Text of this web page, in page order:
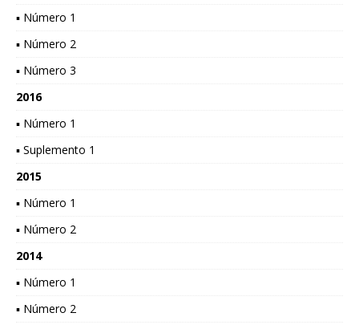
▪ Número 1
▪ Número 2
▪ Número 3
2016
▪ Número 1
▪ Suplemento 1
2015
▪ Número 1
▪ Número 2
2014
▪ Número 1
▪ Número 2